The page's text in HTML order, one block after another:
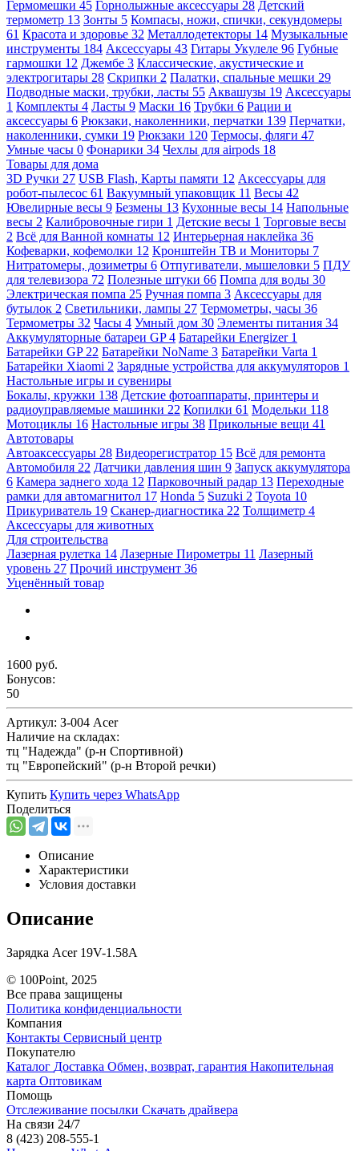
Гермомешки 45 Горнолыжные аксессуары 28 Детский
термометр 13 Зонты 5 Компасы, ножи, спички, секундомеры
61 Красота и здоровье 32 Металлодетекторы 14 Музыкальные
инструменты 184 Аксессуары 43 Гитары Укулеле 96 Губные
гармошки 12 Джембе 3 Классические, акустические и
электрогитары 28 Скрипки 2 Палатки, спальные мешки 29
Подводные маски, трубки, ласты 55 Аквашузы 19 Аксессуары
1 Комплекты 4 Ласты 9 Маски 16 Трубки 6 Рации и
аксессуары 6 Рюкзаки, наколенники, перчатки 139 Перчатки,
наколенники, сумки 19 Рюкзаки 120 Термосы, фляги 47
Умные часы 0 Фонарики 34 Чехлы для airpods 18
Товары для дома
3D Ручки 27 USB Flash, Карты памяти 12 Аксессуары для
робот-пылесос 61 Вакуумный упаковщик 11 Весы 42
Ювелирные весы 9 Безмены 13 Кухонные весы 14 Напольные
весы 2 Калибровочные гири 1 Детские весы 1 Торговые весы
2 Всё для Ванной комнаты 12 Интерьерная наклейка 36
Кофеварки, кофемолки 12 Кронштейн ТВ и Мониторы 7
Нитратомеры, дозиметры 6 Отпугиватели, мышеловки 5 ПДУ
для телевизора 72 Полезные штуки 66 Помпа для воды 30
Электрическая помпа 25 Ручная помпа 3 Аксессуары для
бутылок 2 Светильники, лампы 27 Термометры, часы 36
Термометры 32 Часы 4 Умный дом 30 Элементы питания 34
Аккумуляторные батареи GP4 Батарейки Energizer 1
Батарейки GP 22 Батарейки NoName 3 Батарейки Varta 1
Батарейки Xiaomi 2 Зарядные устройства для аккумуляторов 1
Настольные игры и сувениры
Бокалы, кружки 138 Детские фотоаппараты, принтеры и
радиоуправляемые машинки 22 Копилки 61 Модельки 118
Мотоциклы 16 Настольные игры 38 Прикольные вещи 41
Автотовары
Автоаксессуары 28 Видеорегистратор 15 Всё для ремонта
Автомобиля 22 Датчики давления шин 9 Запуск аккумулятора
6 Камера заднего хода 12 Парковочный радар 13 Переходные
рамки для автомагнитол 17 Honda 5 Suzuki 2 Toyota 10
Прикуриватель 19 Сканер-диагностика 22 Толщиметр 4
Аксессуары для животных
Для строительства
Лазерная рулетка 14 Лазерные Пирометры 11 Лазерный
уровень 27 Прочий инструмент 36
Уценённый товар
1600 руб.
Бонусов:
50
Артикул: З-004 Acer
Наличие на складах:
тц "Надежда" (р-н Спортивной)
тц "Европейский" (р-н Второй речки)
Купить Купить через WhatsApp
Поделиться
Описание
Характеристики
Условия доставки
Описание
Зарядка Acer 19V-1.58A
© 100Point, 2025
Все права защищены
Политика конфиденциальности
Компания
Контакты Сервисный центр
Покупателю
Каталог Доставка Обмен, возврат, гарантия Накопительная
карта Оптовикам
Помощь
Отслеживание посылки Скачать драйвера
На связи 24/7
8 (423) 208-555-1